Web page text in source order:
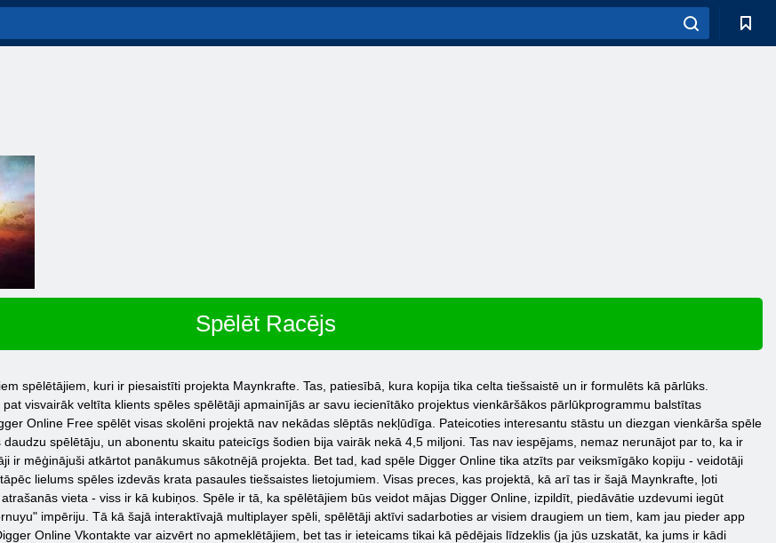
Spēlēt Racējs
spēlētājiem, kuri ir piesaistīti projekta Maynkrafte. Tas, patiesībā, kura kopija tika celta tiešsaistē un ir formulēts kā pārlūks.
visvairāk veltīta klients spēles spēlētāji apmainījās ar savu iecienītāko projektus vienkāršākos pārlūkprogrammu balstītas
Online Free spēlēt visas skolēni projektā nav nekādas slēptās nekļūdīga. Pateicoties interesantu stāstu un diezgan vienkārša spēle
spēlētāju, un abonentu skaitu pateicīgs šodien bija vairāk nekā 4,5 miljoni. Tas nav iespējams, nemaz nerunājot par to, ka ir
ir mēģinājuši atkārtot panākumus sākotnējā projekta. Bet tad, kad spēle Digger Online tika atzīts par veiksmīgāko kopiju - veidotāji
lielums spēles izdevās krata pasaules tiešsaistes lietojumiem. Visas preces, kas projektā, kā arī tas ir šajā Maynkrafte, ļoti
vieta - viss ir kā kubiņos. Spēle ir tā, ka spēlētājiem būs veidot mājas Digger Online, izpildīt, piedāvātie uzdevumi iegūt
impēriju. Tā kā šajā interaktīvajā multiplayer spēli, spēlētāji aktīvi sadarboties ar visiem draugiem un tiem, kam jau pieder app
Online Vkontakte var aizvērt no apmeklētājiem, bet tas ir ieteicams tikai kā pēdējais līdzeklis (ja jūs uzskatāt, ka jums ir kādi